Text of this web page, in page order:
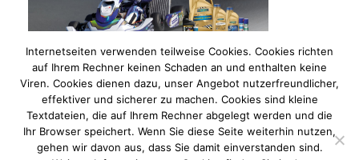
Internetseiten verwenden teilweise Cookies. Cookies richten
auf Ihrem Rechner keinen Schaden an und enthalten keine
Viren. Cookies dienen dazu, unser Angebot nutzerfreundlicher,
effektiver und sicherer zu machen. Cookies sind kleine
Textdateien, die auf Ihrem Rechner abgelegt werden und die
Ihr Browser speichert. Wenn Sie diese Seite weiterhin nutzen,
gehen wir davon aus, dass Sie damit einverstanden sind.